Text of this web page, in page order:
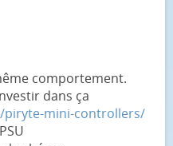
comportement.
dans ça
mini-controllers/